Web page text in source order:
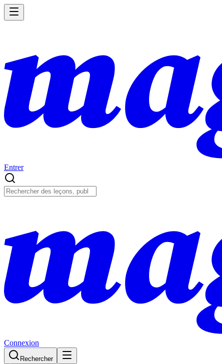
Entrer
Connexion
Rechercher